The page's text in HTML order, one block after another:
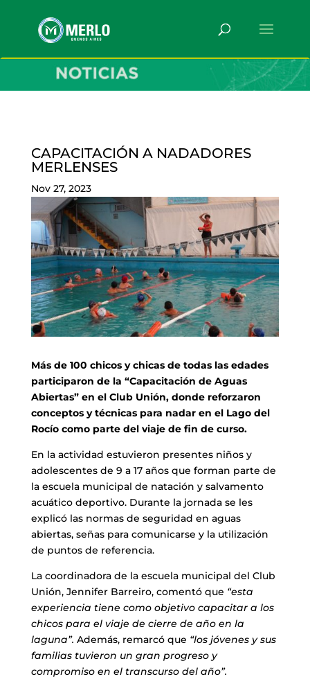
CAPACITACIÓN A NADADORES
MERLENSES
Nov 27, 2023
Más de 100 chicos y chicas de todas las edades
participaron de la “Capacitación de Aguas
Abiertas” en el Club Unión, donde reforzaron
conceptos y técnicas para nadar en el Lago del
Rocío como parte del viaje de fin de curso.
En la actividad estuvieron presentes niños y
adolescentes de 9 a 17 años que forman parte de
la escuela municipal de natación y salvamento
acuático deportivo. Durante la jornada se les
explicó las normas de seguridad en aguas
abiertas, señas para comunicarse y la utilización
de puntos de referencia.
La coordinadora de la escuela municipal del Club
Unión, Jennifer Barreiro, comentó que “esta
experiencia tiene como objetivo capacitar a los
chicos para el viaje de cierre de año en la
laguna”. Además, remarcó que “los jóvenes y sus
familias tuvieron un gran progreso y
compromiso en el transcurso del año”.